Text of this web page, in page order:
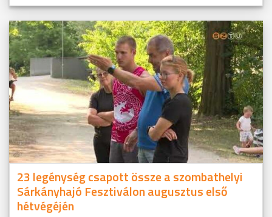
23 legénység csapott össze a szombathelyi
Sárkányhajó Fesztiválon augusztus első
hétvégéjén